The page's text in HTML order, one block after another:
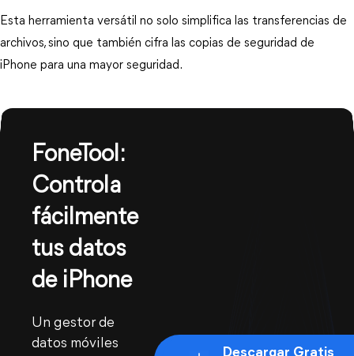
Esta herramienta versátil no solo simplifica las transferencias de
archivos, sino que también cifra las copias de seguridad de
iPhone para una mayor seguridad.
FoneTool:
Controla
fácilmente
tus datos
de iPhone
Un gestor de
datos móviles